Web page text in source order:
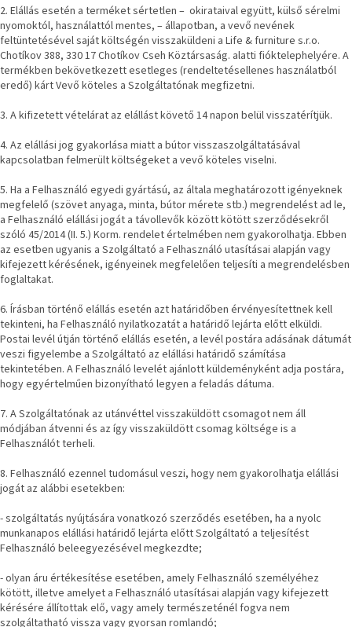
a
tavasz
színeiben
-20%
a
márkákra
az
akció
már
ért
Nordic
Design
gyűjtemény
Márkák
Bejelentkezés
2. Elállás esetén a terméket sértetlen – okirataival együtt, külső sérelmi
nyomoktól, használattól mentes, – állapotban, a vevő nevének
feltüntetésével saját költségén visszaküldeni a Life & furniture s.r.o.
Chotíkov 388, 330 17 Chotíkov Cseh Köztársaság. alatti fióktelephelyére. A
termékben bekövetkezett esetleges (rendeltetésellenes használatból
eredő) kárt Vevő köteles a Szolgáltatónak megfizetni.
3. A kifizetett vételárat az elállást követő 14 napon belül visszatérítjük.
4. Az elállási jog gyakorlása miatt a bútor visszaszolgáltatásával
kapcsolatban felmerült költségeket a vevő köteles viselni.
5. Ha a Felhasználó egyedi gyártású, az általa meghatározott igényeknek
megfelelő (szövet anyaga, minta, bútor mérete stb.) megrendelést ad le,
a Felhasználó elállási jogát a távollevők között kötött szerződésekről
szóló 45/2014 (II. 5.) Korm. rendelet értelmében nem gyakorolhatja. Ebben
az esetben ugyanis a Szolgáltató a Felhasználó utasításai alapján vagy
kifejezett kérésének, igényeinek megfelelően teljesíti a megrendelésben
foglaltakat.
6. Írásban történő elállás esetén azt határidőben érvényesítettnek kell
tekinteni, ha Felhasználó nyilatkozatát a határidő lejárta előtt elküldi.
Postai levél útján történő elállás esetén, a levél postára adásának dátumát
veszi figyelembe a Szolgáltató az elállási határidő számítása
tekintetében. A Felhasználó levelét ajánlott küldeményként adja postára,
hogy egyértelműen bizonyítható legyen a feladás dátuma.
7. A Szolgáltatónak az utánvéttel visszaküldött csomagot nem áll
módjában átvenni és az így visszaküldött csomag költsége is a
Felhasználót terheli.
8. Felhasználó ezennel tudomásul veszi, hogy nem gyakorolhatja elállási
jogát az alábbi esetekben:
- szolgáltatás nyújtására vonatkozó szerződés esetében, ha a nyolc
munkanapos elállási határidő lejárta előtt Szolgáltató a teljesítést
Felhasználó beleegyezésével megkezdte;
- olyan áru értékesítése esetében, amely Felhasználó személyéhez
kötött, illetve amelyet a Felhasználó utasításai alapján vagy kifejezett
kérésére állítottak elő, vagy amely természeténél fogva nem
szolgáltatható vissza vagy gyorsan romlandó;